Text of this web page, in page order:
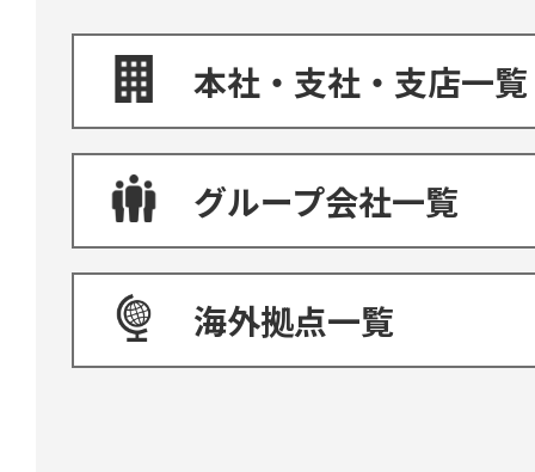
本社・支社・支店一覧
グループ会社一覧
海外拠点一覧